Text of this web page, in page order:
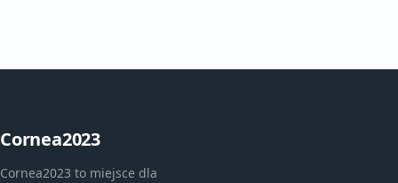
Cornea2023
Cornea2023 to miejsce dla